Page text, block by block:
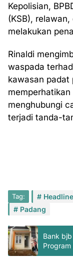
Kepolisian,
(KSB),
melakukan
Rinaldi
waspada
kawasan padat
menghubungi
terjadi tanda-
Tag: Headline
Padang
Bank
Program